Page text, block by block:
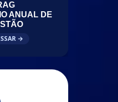
ANUAL DE
→